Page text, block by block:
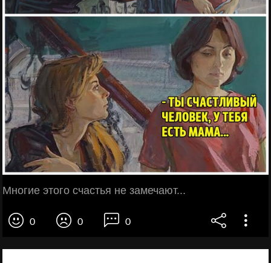
Многие этого счастья не замечают...
0 0 0